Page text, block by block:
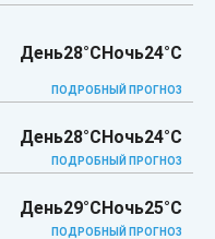
День28°CНочь24°C
ПОДРОБНЫЙ ПРОГНОЗ
День28°CНочь24°C
ПОДРОБНЫЙ ПРОГНОЗ
День29°CНочь25°C
ПОДРОБНЫЙ ПРОГНОЗ